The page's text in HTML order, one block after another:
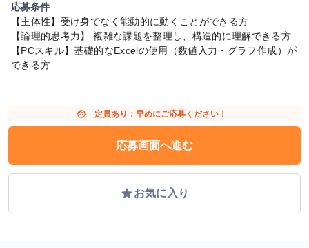
応募条件
【主体性】受け身でなく能動的に動くことができる方
【論理的思考力】 複雑な課題を整理し、構造的に理解できる方
【PCスキル】基礎的なExcelの使用（数値入力・グラフ作成）が
できる方
face 定員あり：早めにご応募ください！
応募画面へ進む
gradeお気に入り